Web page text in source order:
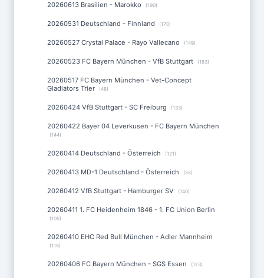
20260613 Brasilien - Marokko (190)
20260531 Deutschland - Finnland (170)
20260527 Crystal Palace - Rayo Vallecano (149)
20260523 FC Bayern München - VfB Stuttgart (183)
20260517 FC Bayern München - Vet-Concept
Gladiators Trier
(48)
20260424 VfB Stuttgart - SC Freiburg (133)
20260422 Bayer 04 Leverkusen - FC Bayern München
(144)
20260414 Deutschland - Österreich (121)
20260413 MD-1 Deutschland - Österreich (55)
20260412 VfB Stuttgart - Hamburger SV (140)
20260411 1. FC Heidenheim 1846 - 1. FC Union Berlin
(105)
20260410 EHC Red Bull München - Adler Mannheim
(115)
20260406 FC Bayern München - SGS Essen (123)